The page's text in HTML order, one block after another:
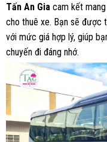
Tấn An Gia cam kết
cho thuê xe. Bạn sẽ được
với mức giá hợp lý, giúp
chuyến đi đáng nhớ.